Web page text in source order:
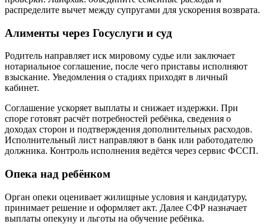
распределите вычет между супругами для ускорения возврата.
Алименты через Госуслуги и суд
Родитель направляет иск мировому судье или заключает
нотариальное соглашение, после чего приставы исполняют
взыскание. Уведомления о стадиях приходят в личный
кабинет.
Соглашение ускоряет выплаты и снижает издержки. При
споре готовят расчёт потребностей ребёнка, сведения о
доходах сторон и подтверждения дополнительных расходов.
Исполнительный лист направляют в банк или работодателю
должника. Контроль исполнения ведётся через сервис ФССП.
Опека над ребёнком
Орган опеки оценивает жилищные условия и кандидатуру,
принимает решение и оформляет акт. Далее СФР назначает
выплаты опекуну и льготы на обучение ребёнка.